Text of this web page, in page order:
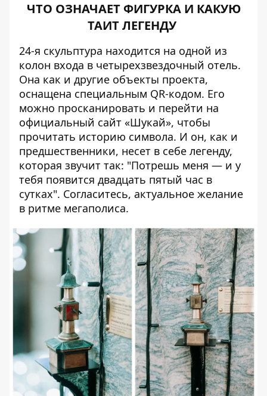
ЧТО ОЗНАЧАЕТ ФИГУРКА И КАКУЮ
ТАИТ ЛЕГЕНДУ
24-я скульптура находится на одной из
колон входа в четырехзвездочный отель.
Она как и другие объекты проекта,
оснащена специальным QR-кодом. Его
можно просканировать и перейти на
официальный сайт «Шукай», чтобы
прочитать историю символа. И он, как и
предшественники, несет в себе легенду,
которая звучит так: "Потрешь меня — и у
тебя появится двадцать пятый час в
сутках". Согласитесь, актуальное желание
в ритме мегаполиса.